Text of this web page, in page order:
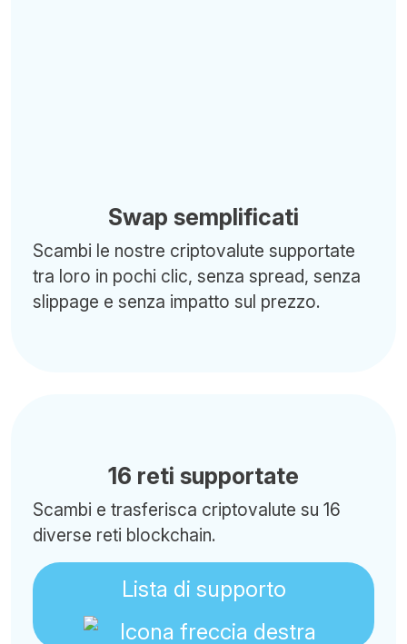
Swap semplificati
Scambi le nostre criptovalute supportate
tra loro in pochi clic, senza spread, senza
slippage e senza impatto sul prezzo.
16 reti supportate
Scambi e trasferisca criptovalute su 16
diverse reti blockchain.
Lista di supporto